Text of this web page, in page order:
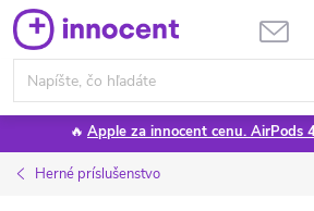
Prejsť
na
obsah
🔥 Apple za innocent cenu. AirPods
Herné príslušenstvo